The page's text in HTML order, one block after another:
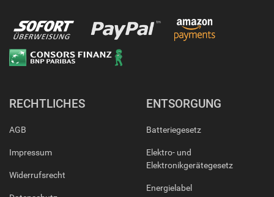
RECHTLICHES
AGB
Impressum
Widerrufsrecht
ENTSORGUNG
Batteriegesetz
Elektro- und
Elektronikgerätegesetz
Energielabel